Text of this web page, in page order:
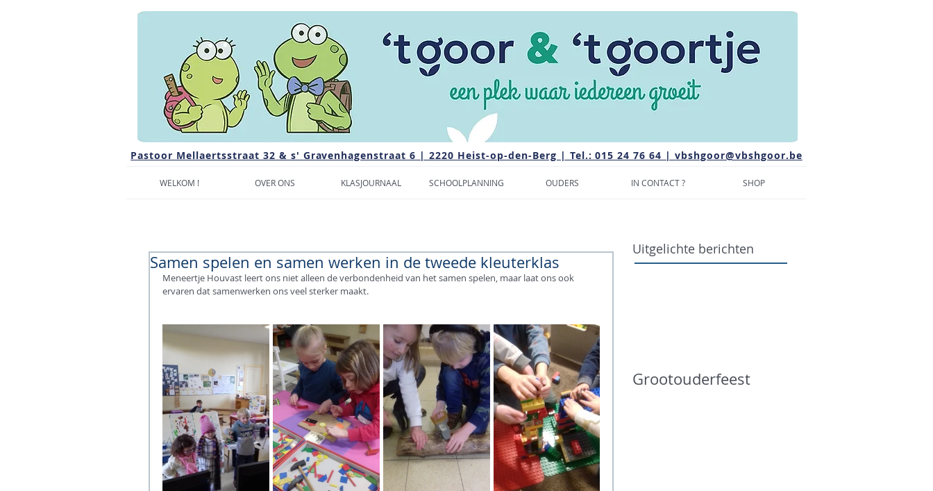
Pastoor Mellaertsstraat 32 & s' Gravenhagenstraat 6 | 2220 Heist-op-den-Berg | Tel.: 015 24 76 64 |vbshgoor@vbshgoor.be
WELKOM ! OVER ONS KLASJOURNAAL SCHOOLPLANNING OUDERS IN CONTACT ? SHOP
Samen spelen en samen werken in de tweede kleuterklas
Meneertje Houvast leert ons niet alleen de verbondenheid van het samen spelen, maar laat ons ook
ervaren dat samenwerken ons veel sterker maakt.
Uitgelichte berichten
Grootouderfeest